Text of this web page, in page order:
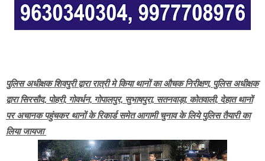
पुलिस अधीक्षक शिवपुरी द्वारा रात्री मे किया थानों का औचक निरीक्षण, पुलिस अधीक्षक
द्वारा सिरसौद, पोहरी, गोवर्धन, गोपालपुर, सुभाषपुरा, सतनवाड़ा, कोतवाली, देहात थानों
पर अचानक पहुंचकर थानों के रिकार्ड समेत आगामी चुनाव के लिये पुलिस तैयारी का
लिया जायजा